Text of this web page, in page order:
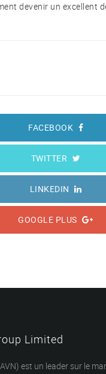
devenir un excellent
FACEBOOK
TWITTER
LINKEDIN
GOOGLE PLUS
Limited
est un leader sur le